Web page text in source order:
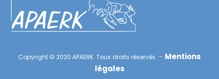
Copyright © 2020 APAERK. Tous droits réservès. - Mentions
légales